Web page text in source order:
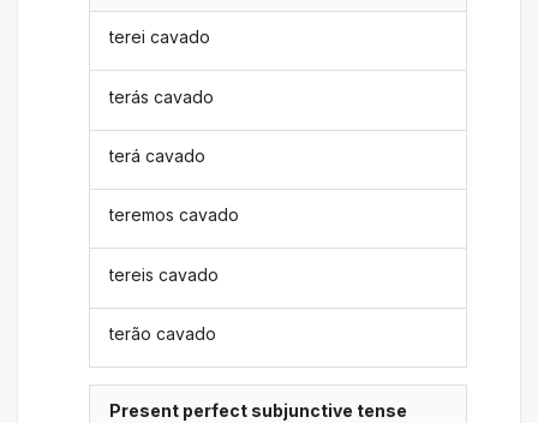
terei cavado
terás cavado
terá cavado
teremos cavado
tereis cavado
terão cavado
Present perfect subjunctive tense